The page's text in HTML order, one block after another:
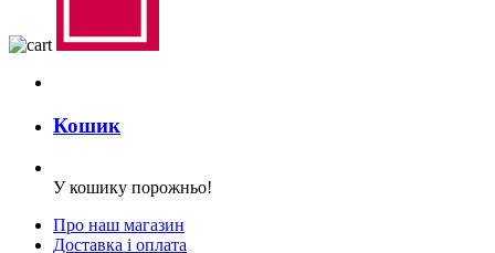
Кошик
У кошику порожньо!
Про наш магазин
Доставка і оплата